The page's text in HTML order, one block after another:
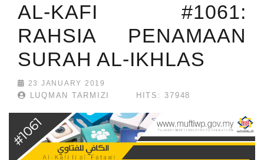
AL-KAFI #1061:
RAHSIA PENAMAAN
SURAH AL-IKHLAS
23 JANUARY 2019
LUQMAN TARMIZI HITS: 37948